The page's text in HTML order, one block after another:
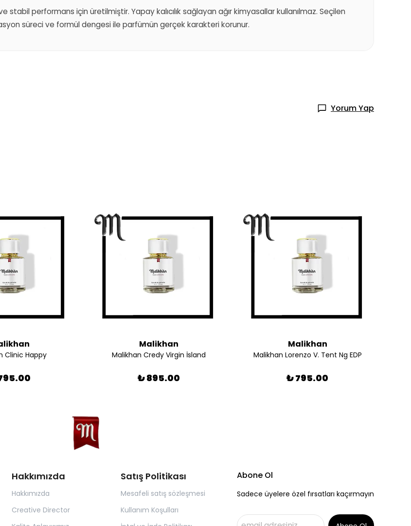
stabil performans için üretilmiştir. Yapay kalıcılık sağlayan ağır kimyasallar kullanılmaz. Seçilen
süreci ve formül dengesi ile parfümün gerçek karakteri korunur.
Yorum Yap
Clinic Happy
Malikhan
Malikhan Credy Virgin İsland
₺ 895.00
Malikhan
Malikhan Lorenzo V. Tent Ng EDP
₺ 795.00
Hakkımızda
Hakkımızda
Creative Director
Satış Politikası
Mesafeli satış sözleşmesi
Kullanım Koşulları
Abone Ol
Sadece üyelere özel fırsatları kaçırmayın